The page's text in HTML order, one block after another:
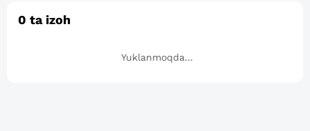
0 ta izoh
Yuklanmoqda...